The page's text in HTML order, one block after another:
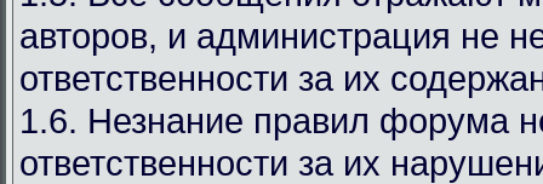
авторов, и администрация не
ответственности за их
1.6. Незнание правил форума
ответственности за их